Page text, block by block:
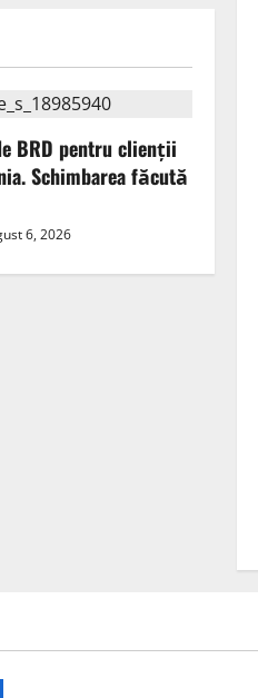
BRD pentru clienții
Schimbarea făcută
6, 2026